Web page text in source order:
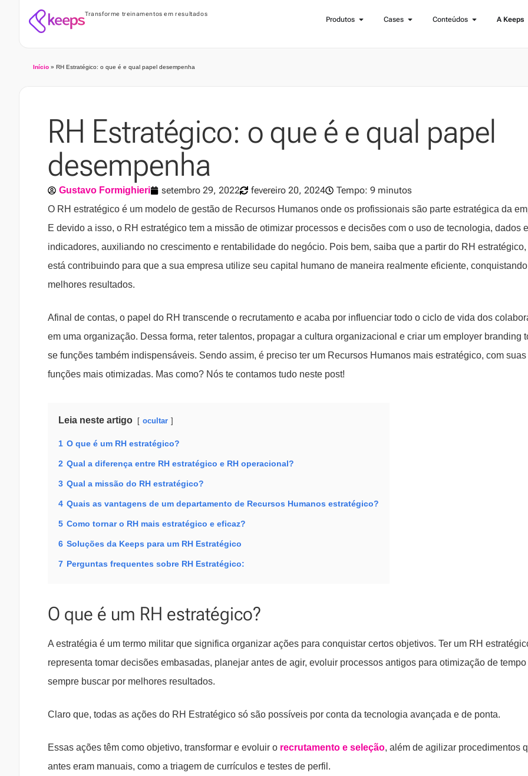
Transforme treinamentos em resultados
Produtos Cases Conteúdos A Keeps
Início » RH Estratégico: o que é e qual papel desempenha
RH Estratégico: o que é e qual papel
desempenha
Gustavo Formighieri setembro 29, 2022 fevereiro 20, 2024 Tempo: 9 minutos
O RH estratégico é um modelo de gestão de Recursos Humanos onde os profissionais são parte estratégica da
E devido a isso, o RH estratégico tem a missão de otimizar processos e decisões com o uso de tecnologia, dados e
indicadores, auxiliando no crescimento e rentabilidade do negócio. Pois bem, saiba que a partir do RH
está contribuindo para que a sua empresa utilize seu capital humano de maneira realmente eficiente, conquistando
melhores resultados.
Afinal de contas, o papel do RH transcende o recrutamento e acaba por influenciar todo o ciclo de vida dos
em uma organização. Dessa forma, reter talentos, propagar a cultura organizacional e criar um employer branding
se funções também indispensáveis. Sendo assim, é preciso ter um Recursos Humanos mais estratégico, com suas
funções mais otimizadas. Mas como? Nós te contamos tudo neste post!
Leia neste artigo ocultar
1 O que é um RH estratégico?
2 Qual a diferença entre RH estratégico e RH operacional?
3 Qual a missão do RH estratégico?
4 Quais as vantagens de um departamento de Recursos Humanos estratégico?
5 Como tornar o RH mais estratégico e eficaz?
6 Soluções da Keeps para um RH Estratégico
7 Perguntas frequentes sobre RH Estratégico:
O que é um RH estratégico?
A estratégia é um termo militar que significa organizar ações para conquistar certos objetivos. Ter um RH
representa tomar decisões embasadas, planejar antes de agir, evoluir processos antigos para otimização de tempo
sempre buscar por melhores resultados.
Claro que, todas as ações do RH Estratégico só são possíveis por conta da tecnologia avançada e de ponta.
Essas ações têm como objetivo, transformar e evoluir o recrutamento e seleção, além de agilizar procedimentos
antes eram manuais, como a triagem de currículos e testes de perfil.